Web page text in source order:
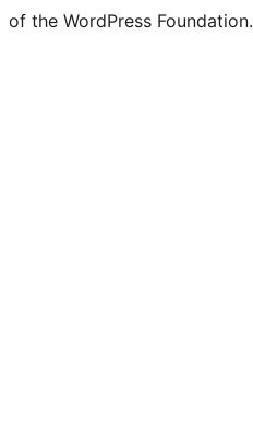
of the WordPress Foundation.